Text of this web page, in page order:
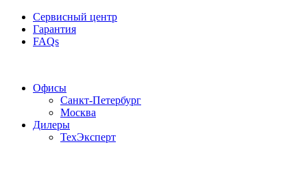
Сервисный центр
Гарантия
FAQs
Офисы
Санкт-Петербург
Москва
Дилеры
ТехЭксперт